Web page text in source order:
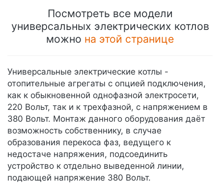
Посмотреть все модели
универсальных электрических котлов
можно на этой странице
Универсальные электрические котлы -
отопительные агрегаты с опцией подключения,
как к обыкновенной однофазной электросети,
220 Вольт, так и к трехфазной, с напряжением в
380 Вольт. Монтаж данного оборудования даёт
возможность собственнику, в случае
образования перекоса фаз, ведущего к
недостаче напряжения, подсоединить
устройство к отдельно выведенной линии,
подающей напряжение 380 Вольт.